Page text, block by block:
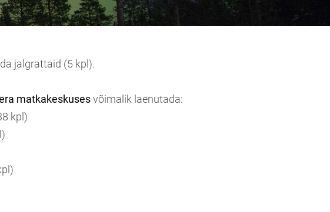
jalgrattaid (5 kpl).
matkakeskusesvõimalik laenutada:
kpl)